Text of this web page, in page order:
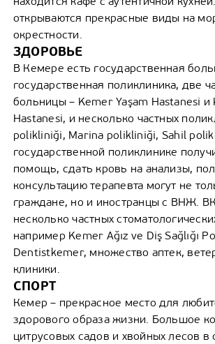
открываются прекрасные виды на
окрестности.
ЗДОРОВЬЕ
В Кемере есть государственная
государственная поликлиника, две
больницы – Kemer Yaşam Hastanesi и
Hastanesi, и несколько частных
polikliniği, Marina polikliniği, Sahil
государственной поликлинике
помощь, сдать кровь на анализы,
консультацию терапевта могут не
граждане, но и иностранцы с ВНЖ.
несколько частных
например Kemer Ağız ve Diş Sağlığı
Dentistkemer, множество аптек,
клиники.
СПОРТ
Кемер – прекрасное место для
здорового образа жизни. Большое
цитрусовых садов и хвойных лесов в